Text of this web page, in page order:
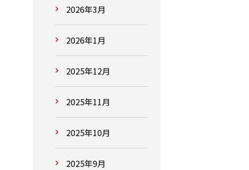
2026年3月
2026年1月
2025年12月
2025年11月
2025年10月
2025年9月